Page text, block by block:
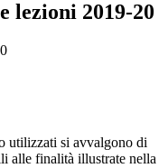
lezioni 2019-20
utilizzati si avvalgono di
alle finalità illustrate nella